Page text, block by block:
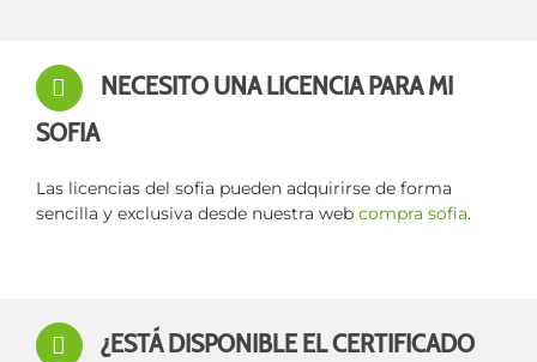
NECESITO UNA LICENCIA PARA MI
SOFIA
Las licencias del sofia pueden adquirirse de forma
sencilla y exclusiva desde nuestra web compra sofia.
¿ESTÁ DISPONIBLE EL CERTIFICADO